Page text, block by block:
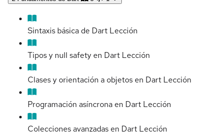
Sintaxis básica de Dart Lección
Tipos y null safety en Dart Lección
Clases y orientación a objetos en Dart Lección
Programación asíncrona en Dart Lección
Colecciones avanzadas en Dart Lección